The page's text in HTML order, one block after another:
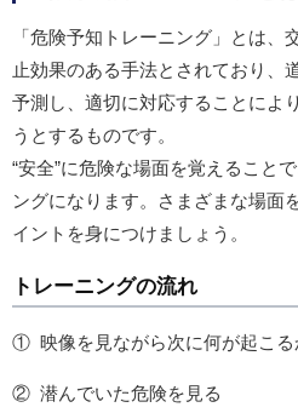
「危険予知トレーニング」とは
止効果のある手法とされており、
予測し、適切に対応することによ
うとするものです。
“安全”に危険な場面を覚えること
ングになります。さまざまな場面
イントを身につけましょう。
トレーニングの流れ
① 映像を見ながら次に何が起こる
② 潜んでいた危険を見る